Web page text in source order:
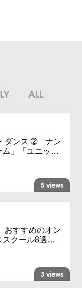
ALL
ダンス ➁「ナン
ム」「ユニッ…
5 views
おすすめのオン
スクール8選…
3 views